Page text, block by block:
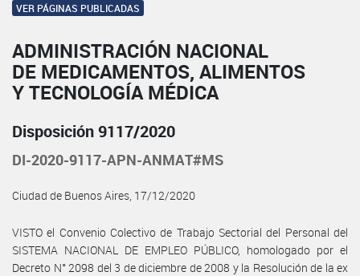
VER PÁGINAS PUBLICADAS
ADMINISTRACIÓN NACIONAL
DE MEDICAMENTOS, ALIMENTOS
Y TECNOLOGÍA MÉDICA
Disposición 9117/2020
DI-2020-9117-APN-ANMAT#MS
Ciudad de Buenos Aires, 17/12/2020
VISTO el Convenio Colectivo de Trabajo Sectorial del Personal del
SISTEMA NACIONAL DE EMPLEO PÚBLICO, homologado por el
Decreto N° 2098 del 3 de diciembre de 2008 y la Resolución de la ex